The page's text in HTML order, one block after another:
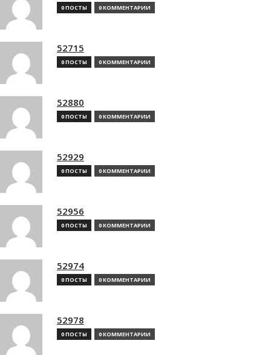
0 ПОСТЫ 0 КОММЕНТАРИИ
52715
0 ПОСТЫ 0 КОММЕНТАРИИ
52880
0 ПОСТЫ 0 КОММЕНТАРИИ
52929
0 ПОСТЫ 0 КОММЕНТАРИИ
52956
0 ПОСТЫ 0 КОММЕНТАРИИ
52974
0 ПОСТЫ 0 КОММЕНТАРИИ
52978
0 ПОСТЫ 0 КОММЕНТАРИИ